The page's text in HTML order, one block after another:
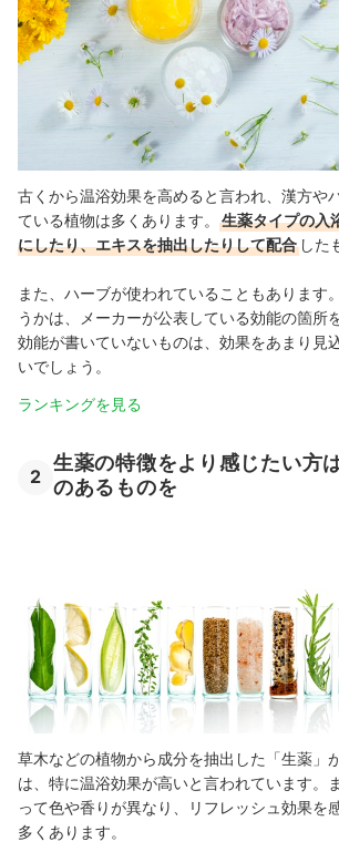
古くから温浴効果を高めると言われ、漢方や
ている植物は多くあります。
生薬タイプの入
にしたり、エキスを抽出したりして配合 した
また、ハーブが使われていることもあります
うかは、メーカーが公表している効能の箇所
効能が書いていないものは、効果をあまり見
いでしょう。
ランキングを見る
2
生薬の特徴をより感じたい方
のあるものを
草木などの植物から成分を抽出した「生薬」
は、特に温浴効果が高いと言われています。
って色や香りが異なり、リフレッシュ効果を
多くあります。